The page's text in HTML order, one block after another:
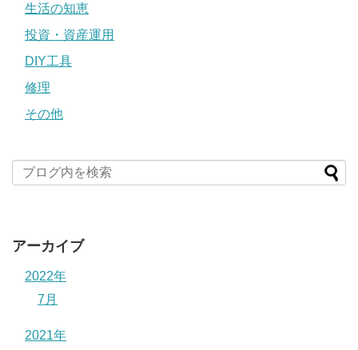
生活の知恵
投資・資産運用
DIY工具
修理
その他
アーカイブ
2022年
7月
2021年